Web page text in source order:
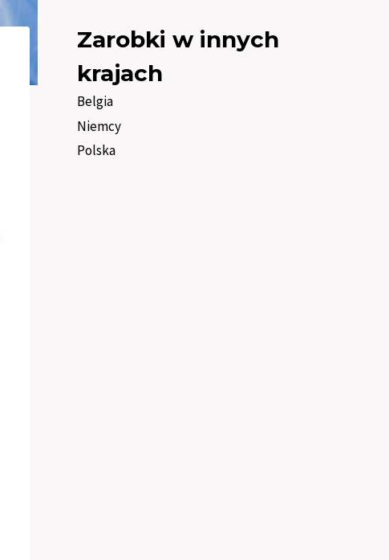
Zarobki w innych
krajach
Belgia
Niemcy
Polska